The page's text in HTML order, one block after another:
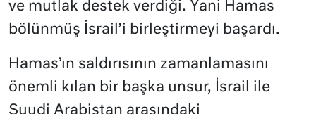
ve mutlak destek verdiği. Yani Hamas
bölünmüş İsrail’i birleştirmeyi başardı.
Hamas’ın saldırısının zamanlamasını
önemli kılan bir başka unsur, İsrail ile
Suudi Arabistan arasındaki